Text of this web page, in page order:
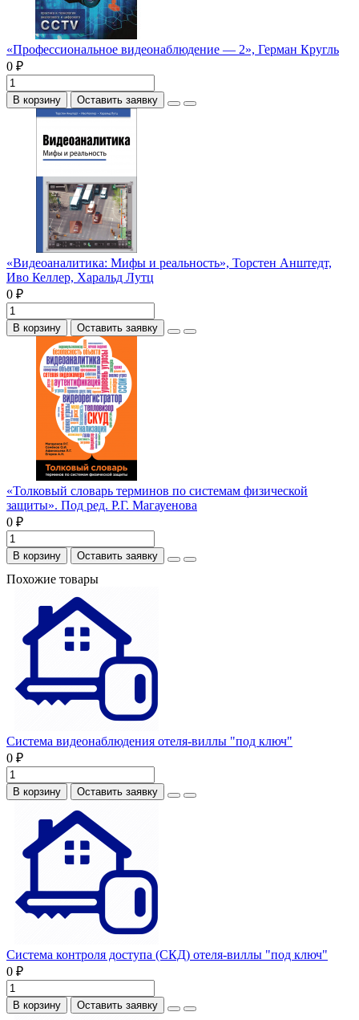
«Профессиональное видеонаблюдение — 2», Герман Кругль
0 ₽
В корзину Оставить заявку
«Видеоаналитика: Мифы и реальность», Торстен Анштедт,
Иво Келлер, Харальд Лутц
0 ₽
В корзину Оставить заявку
«Толковый словарь терминов по системам физической
защиты». Под ред. Р.Г. Магауенова
0 ₽
В корзину Оставить заявку
Похожие товары
Система видеонаблюдения отеля-виллы "под ключ"
0 ₽
В корзину Оставить заявку
Система контроля доступа (СКД) отеля-виллы "под ключ"
0 ₽
В корзину Оставить заявку